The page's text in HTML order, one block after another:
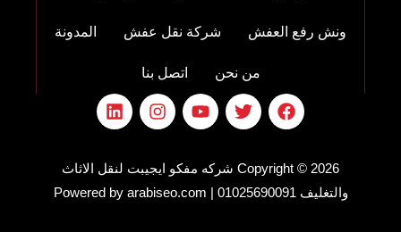
ونش رفع العفش شركة نقل عفش المدونة
من نحن اتصل بنا
F
a
b
o
T
w
t
e
Y
o
u
b
I
n
a
g
L
i
e
d
Copyright © 2026 شركه مفكو ايجيبت لنقل الاثاث
والتغليف 01025690091 | Powered by arabiseo.com